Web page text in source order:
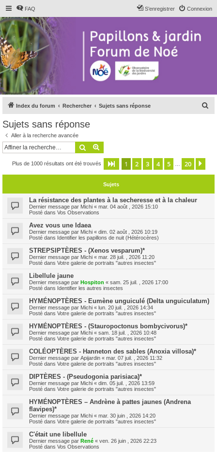
FAQ Connexion
S’enregistrer
Index du forum Rechercher Sujets sans réponse
c
Sujets sans réponse
Aller à la recherche avancée
Rechercher
Plus de 1000 résultats ont été trouvés Page 1sur20
1 2 3 4 5 20
Sujets
La résistance des plantes à la secheresse et à la chaleur
Dernier message par Michi « mar. 04 août , 2026 15:10
Posté dans Vos Observations
Avez vous une Idaea
Dernier message par Michi « dim. 02 août , 2026 10:19
Posté dans Identifier les papillons de nuit (Hétérocères)
STREPSIPTÈRES - (Xenos vesparum)*
Dernier message par Michi « mar. 28 juil. , 2026 11:20
Posté dans Votre galerie de portraits "autres insectes"
Libellule jaune
Dernier message par Hospiton « sam. 25 juil. , 2026 17:00
Posté dans Identifier les autres insectes
HYMÉNOPTÈRES - Eumène unguiculé (Delta unguiculatum)
Dernier message par Michi « lun. 20 juil. , 2026 14:34
Posté dans Votre galerie de portraits "autres insectes"
HYMÉNOPTÈRES - (Stauropoctonus bombycivorus)*
Dernier message par Michi « sam. 18 juil. , 2026 10:48
Posté dans Votre galerie de portraits "autres insectes"
COLÉOPTÈRES - Hanneton des sables (Anoxia villosa)*
Dernier message par Apijardin « mar. 07 juil. , 2026 11:32
Posté dans Votre galerie de portraits "autres insectes"
DIPTÈRES - (Pseudogonia parisiaca)*
Dernier message par Michi « dim. 05 juil. , 2026 13:59
Posté dans Votre galerie de portraits "autres insectes"
HYMÉNOPTÈRES – Andrène à pattes jaunes (Andrena
flavipes)*
Dernier message par Michi « mar. 30 juin , 2026 14:20
Posté dans Votre galerie de portraits "autres insectes"
C'était une libellule
Dernier message par René « ven. 26 juin , 2026 22:23
Posté dans Vos Observations